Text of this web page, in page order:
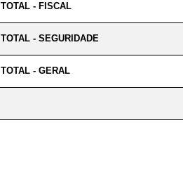
TOTAL - FISCAL
TOTAL - SEGURIDADE
TOTAL - GERAL